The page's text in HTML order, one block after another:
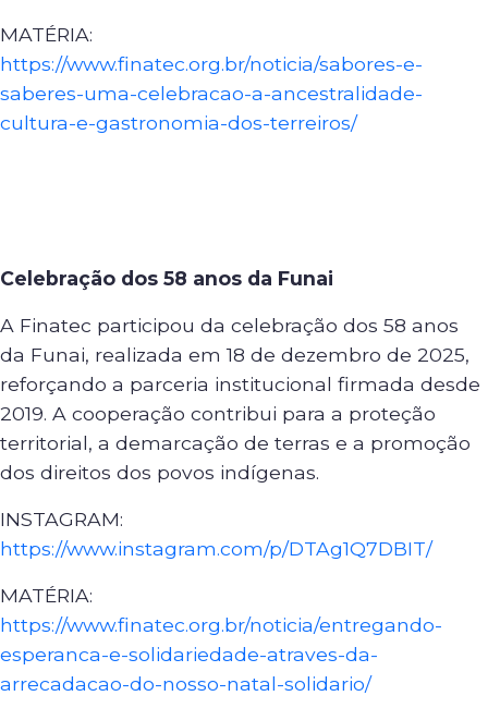
MATÉRIA:
https://www.finatec.org.br/noticia/sabores-e-
saberes-uma-celebracao-a-ancestralidade-
cultura-e-gastronomia-dos-terreiros/
Celebração dos 58 anos da Funai
A Finatec participou da celebração dos 58 anos
da Funai, realizada em 18 de dezembro de 2025,
reforçando a parceria institucional firmada desde
2019. A cooperação contribui para a proteção
territorial, a demarcação de terras e a promoção
dos direitos dos povos indígenas.
INSTAGRAM:
https://www.instagram.com/p/DTAg1Q7DBIT/
MATÉRIA:
https://www.finatec.org.br/noticia/entregando-
esperanca-e-solidariedade-atraves-da-
arrecadacao-do-nosso-natal-solidario/